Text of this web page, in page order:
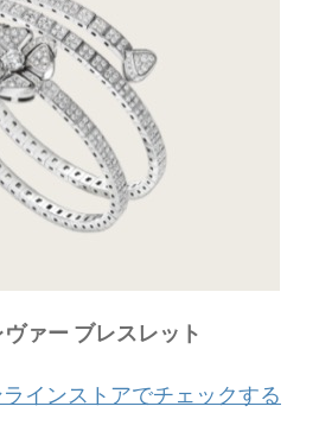
ァー ブレスレット
インストアでチェックする